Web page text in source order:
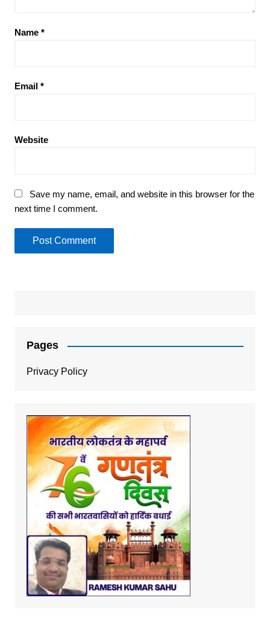
Name *
Email *
Website
Save my name, email, and website in this browser for the
next time I comment.
Pages
Privacy Policy